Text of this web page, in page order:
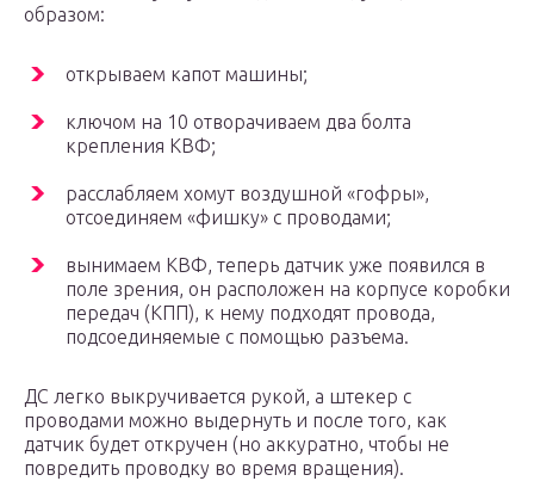
образом:
открываем капот машины;
ключом на 10 отворачиваем два болта
крепления КВФ;
расслабляем хомут воздушной «гофры»,
отсоединяем «фишку» с проводами;
вынимаем КВФ, теперь датчик уже появился в
поле зрения, он расположен на корпусе коробки
передач (КПП), к нему подходят провода,
подсоединяемые с помощью разъема.
ДС легко выкручивается рукой, а штекер с
проводами можно выдернуть и после того, как
датчик будет откручен (но аккуратно, чтобы не
повредить проводку во время вращения).